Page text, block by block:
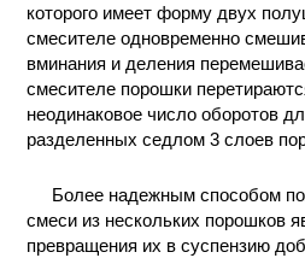
которого имеет форму двух
смесителе одновременно
вминания и деления
смесителе порошки
неодинаковое число оборотов
разделенных седлом 3 слоев
Более надежным способом
смеси из нескольких порошков
превращения их в суспензию